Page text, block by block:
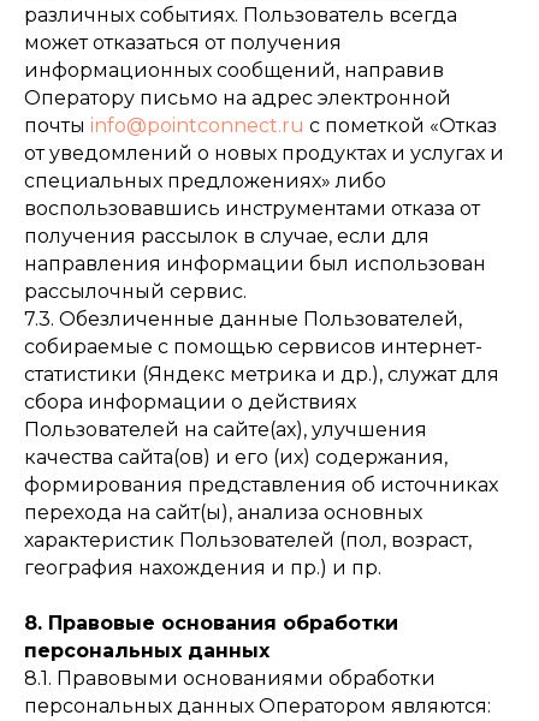
различных событиях. Пользователь всегда
может отказаться от получения
информационных сообщений, направив
Оператору письмо на адрес электронной
почты info@pointconnect.ru с пометкой «Отказ
от уведомлений о новых продуктах и услугах и
специальных предложениях» либо
воспользовавшись инструментами отказа от
получения рассылок в случае, если для
направления информации был использован
рассылочный сервис.
7.3. Обезличенные данные Пользователей,
собираемые с помощью сервисов интернет-
статистики (Яндекс метрика и др.), служат для
сбора информации о действиях
Пользователей на сайте(ах), улучшения
качества сайта(ов) и его (их) содержания,
формирования представления об источниках
перехода на сайт(ы), анализа основных
характеристик Пользователей (пол, возраст,
география нахождения и пр.) и пр.
8. Правовые основания обработки
персональных данных
8.1. Правовыми основаниями обработки
персональных данных Оператором являются: